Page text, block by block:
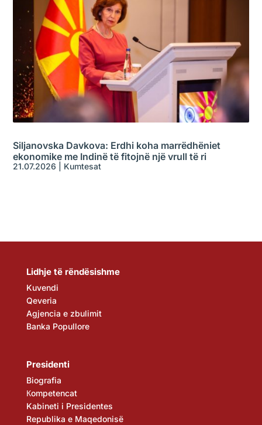
Siljanovska Davkova: Erdhi koha marrëdhëniet
ekonomike me Indinë të fitojnë një vrull të ri
21.07.2026 Kumtesat
Lidhje të rëndësishme
Kuvendi
Qeveria
Agjencia e zbulimit
Banka Popullore
Presidenti
Biografia
Кompetencat
Kabineti i Presidentes
Republika e Maqedonisë